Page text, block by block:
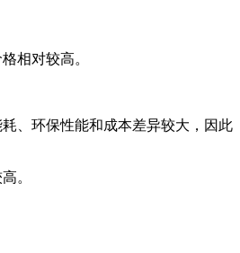
相对较高。
、环保性能和成本差异较大，因此
。